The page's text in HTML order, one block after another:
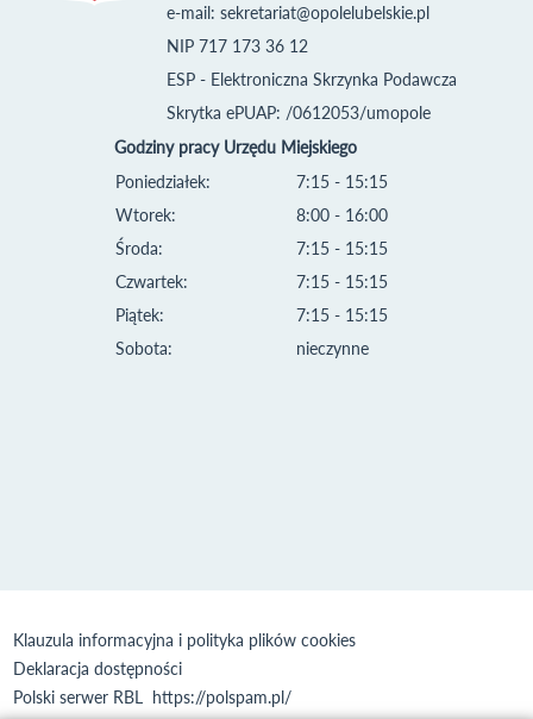
e-mail: sekretariat@opolelubelskie.pl
NIP 717 173 36 12
ESP - Elektroniczna Skrzynka Podawcza
Skrytka ePUAP: /0612053/umopole
Godziny pracy Urzędu Miejskiego
Poniedziałek:
Wtorek:
Środa:
Czwartek:
Piątek:
Sobota:
7:15 - 15:15
8:00 - 16:00
7:15 - 15:15
7:15 - 15:15
7:15 - 15:15
nieczynne
Klauzula informacyjna i polityka plików cookies
Deklaracja dostępności
Polski serwer RBL https://polspam.pl/